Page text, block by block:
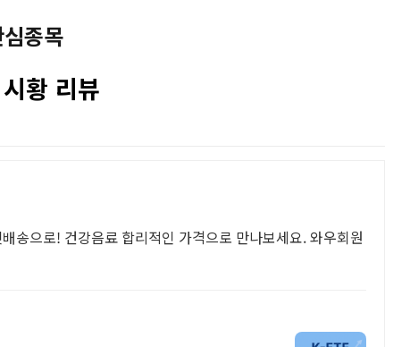
종목
황 리뷰
송으로! 건강음료 합리적인 가격으로 만나보세요. 와우회원